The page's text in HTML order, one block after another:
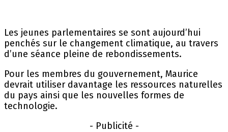
Les jeunes parlementaires se sont aujourd’hui
penchés sur le changement climatique, au travers
d’une séance pleine de rebondissements.
Pour les membres du gouvernement, Maurice
devrait utiliser davantage les ressources naturelles
du pays ainsi que les nouvelles formes de
technologie.
- Publicité -